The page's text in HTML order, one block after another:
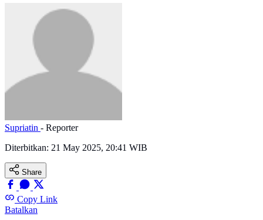
Supriatin - Reporter
Diterbitkan: 21 May 2025, 20:41 WIB
Share
Copy Link
Batalkan